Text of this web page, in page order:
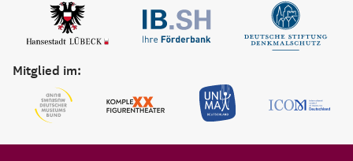
Mitglied im: